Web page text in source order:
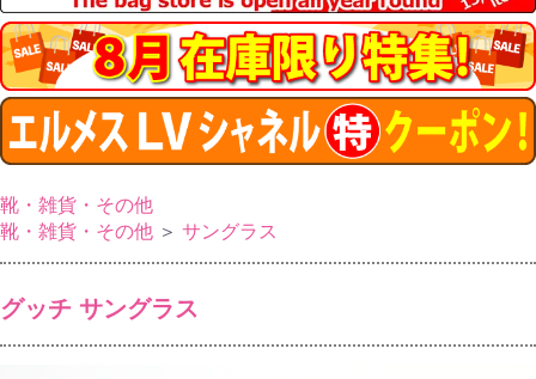
靴・雑貨・その他
靴・雑貨・その他 ＞ サングラス
グッチ サングラス